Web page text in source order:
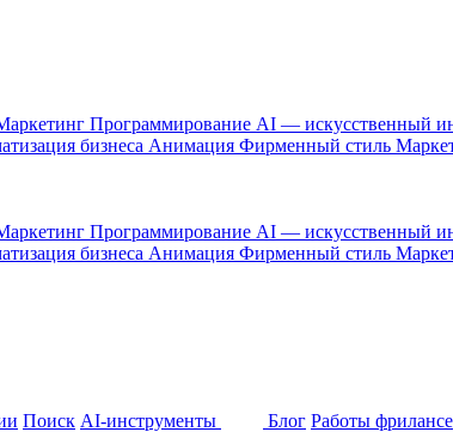
Программирование AI — искусственный
бизнеса Анимация Фирменный стиль
Программирование AI — искусственный
бизнеса Анимация Фирменный стиль
Поиск AI-инструменты Блог Работы